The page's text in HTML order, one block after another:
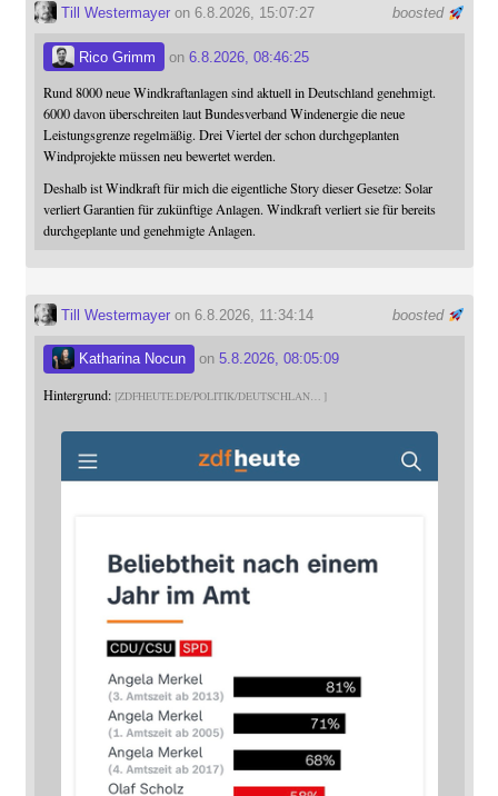
boosted
Till Westermayeron 6.8.2026, 15:07:27
Rico Grimm on 6.8.2026, 08:46:25
Rund 8000 neue Windkraftanlagen sind aktuell in Deutschland genehmigt.
6000 davon überschreiten laut Bundesverband Windenergie die neue
Leistungsgrenze regelmäßig. Drei Viertel der schon durchgeplanten
Windprojekte müssen neu bewertet werden.
Deshalb ist Windkraft für mich die eigentliche Story dieser Gesetze: Solar
verliert Garantien für zukünftige Anlagen. Windkraft verliert sie für bereits
durchgeplante und genehmigte Anlagen.
boosted
Till Westermayeron 6.8.2026, 11:34:14
Katharina Nocun on 5.8.2026, 08:05:09
Hintergrund: ZDFHEUTE.DE/POLITIK/DEUTSCHLAN